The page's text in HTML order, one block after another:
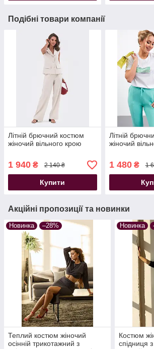
Подібні товари компанії
Літній брючний костюм
жіночий вільного крою
1 940 ₴ 2 140 ₴
Купити
Літній
жіночий
1 480₴ 1
Акційні пропозиції та новинки
Новинка –28%
Теплий костюм жіночий
осінній трикотажний з
Новинка
Костюм
спідниця